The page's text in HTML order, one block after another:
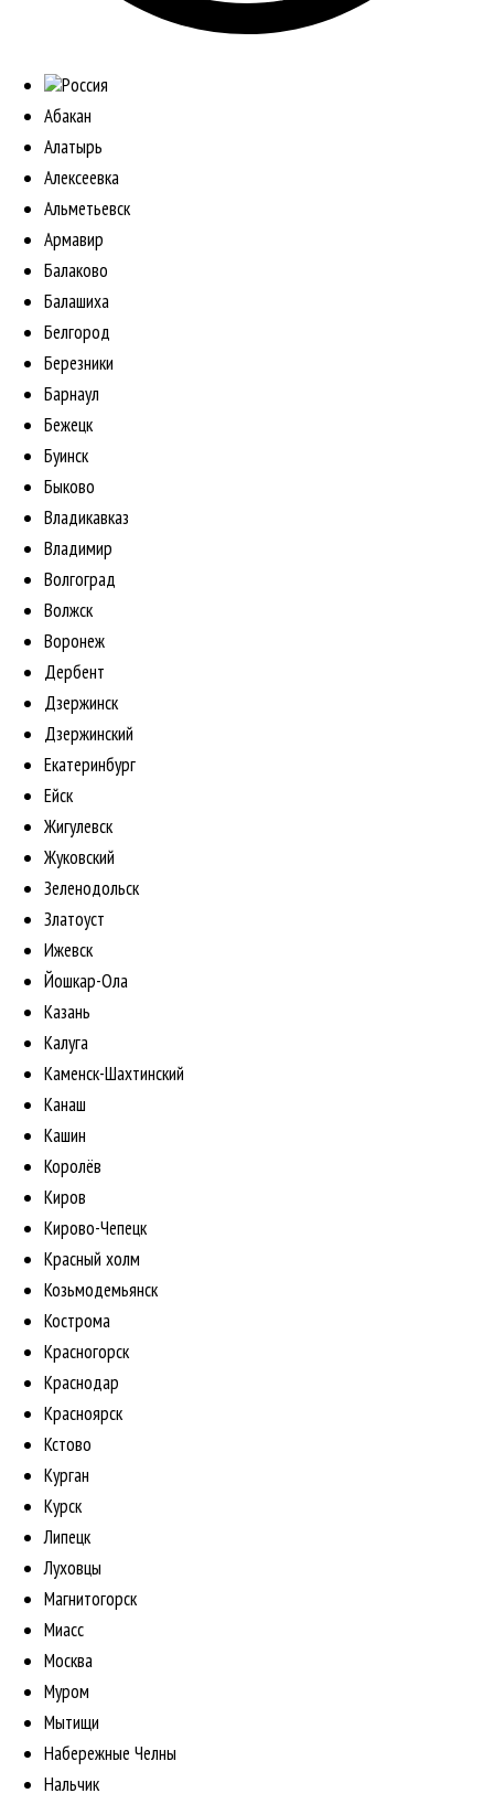
Россия
Абакан
Алатырь
Алексеевка
Альметьевск
Армавир
Балаково
Балашиха
Белгород
Березники
Барнаул
Бежецк
Буинск
Быково
Владикавказ
Владимир
Волгоград
Волжск
Воронеж
Дербент
Дзержинск
Дзержинский
Екатеринбург
Ейск
Жигулевск
Жуковский
Зеленодольск
Златоуст
Ижевск
Йошкар-Ола
Казань
Калуга
Каменск-Шахтинский
Канаш
Кашин
Королёв
Киров
Кирово-Чепецк
Красный холм
Козьмодемьянск
Кострома
Красногорск
Краснодар
Красноярск
Кстово
Курган
Курск
Липецк
Луховцы
Магнитогорск
Миасс
Москва
Муром
Мытищи
Набережные Челны
Нальчик